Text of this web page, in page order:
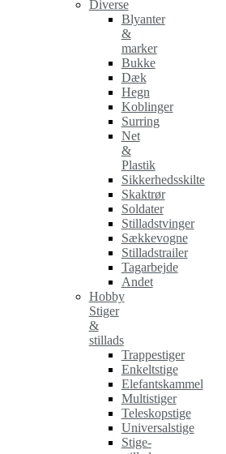
Diverse
Blyanter
&
marker
Bukke
Dæk
Hegn
Koblinger
Surring
Net
&
Plastik
Sikkerhedsskilte
Skaktrør
Soldater
Stilladstvinger
Sækkevogne
Stilladstrailer
Tagarbejde
Andet
Hobby
Stiger
&
stillads
Trappestiger
Enkeltstige
Elefantskammel
Multistiger
Teleskopstige
Universalstige
Stige-